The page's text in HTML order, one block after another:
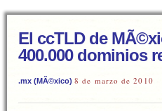
El ccTLD de
400.000 dominios
.mx (MÃ©xico) 8 de marzo de 2010